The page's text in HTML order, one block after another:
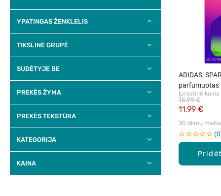
YPATINGAS ŽENKLELIS
TIKSLINĖ GRUPĖ
SUDĖTYJE BE
PREKĖS ŽYMA
PREKĖS TEKSTŪRA
KATEGORIJA
KAINA
ADIDAS,
parfumuotas
Įprastinė kaina
11,99 €
15,99 €
30 dienų
0